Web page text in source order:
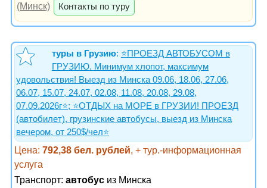
(Минск)
Контакты по туру
туры в Грузию: ⭐️ПРОЕЗД АВТОБУСОМ в
ГРУЗИЮ. Минимум хлопот, максимум
удовольствия! Выезд из Минска 09.06, 18.06, 27.06,
06.07, 15.07, 24.07, 02.08, 11.08, 20.08, 29.08,
07.09.2026г⭐️; ⭐️ОТДЫХ на МОРЕ в ГРУЗИИ! ПРОЕЗД
(автобилет), грузинские автобусы, выезд из Минска
вечером, от 250$/чел⭐️
Цена: 792,38 бел. рублей, + тур.-информационная
услуга
Транспорт: автобус из Минска